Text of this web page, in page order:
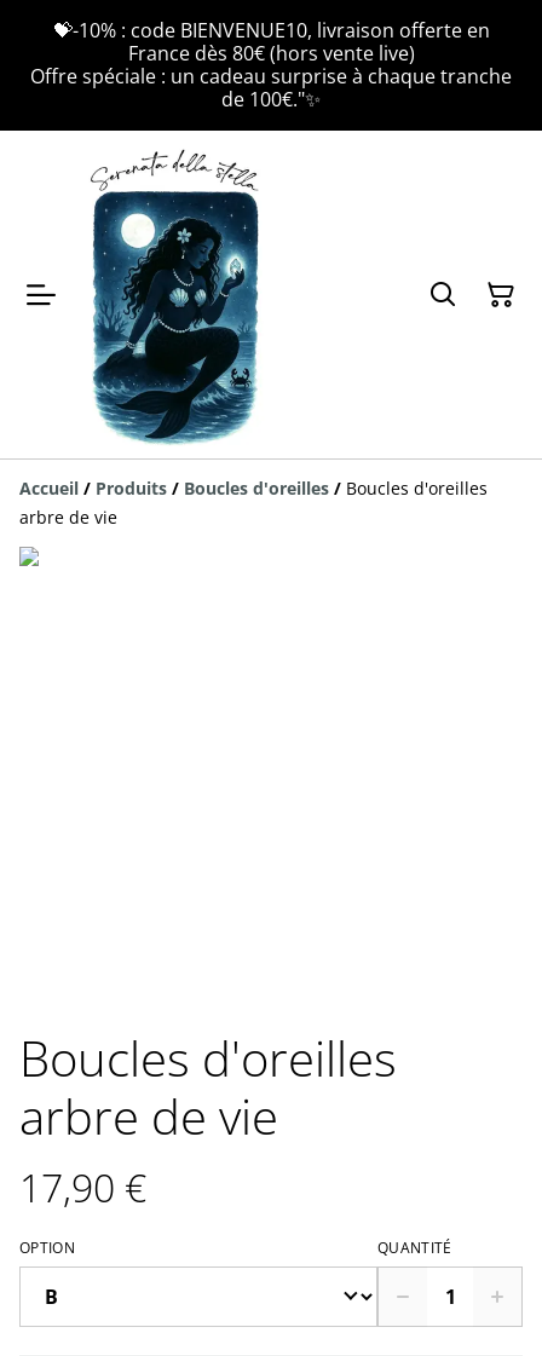
💝-10% : code BIENVENUE10, livraison offerte en
France dès 80€ (hors vente live)
Offre spéciale : un cadeau surprise à chaque tranche
de 100€."✨
Accueil / Produits / Boucles d'oreilles / Boucles d'oreilles
arbre de vie
Boucles d'oreilles
arbre de vie
17,90 €
OPTION QUANTITÉ